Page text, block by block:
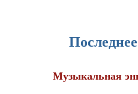
Музыкальная